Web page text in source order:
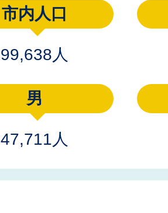
市内人口
99,638人
男
47,711人